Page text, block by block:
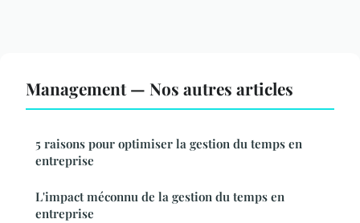
Management — Nos autres articles
5 raisons pour optimiser la gestion du temps en
entreprise
L'impact méconnu de la gestion du temps en
entreprise